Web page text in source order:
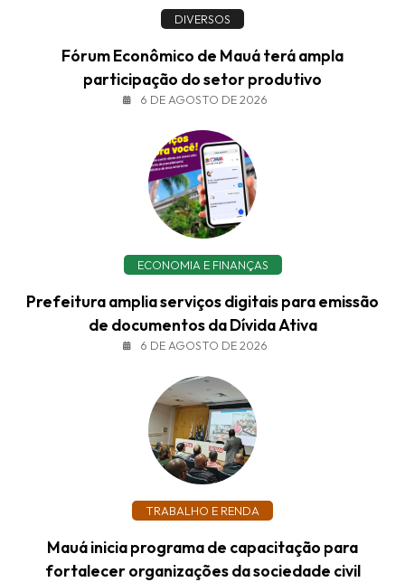
DIVERSOS
Fórum Econômico de Mauá terá ampla
participação do setor produtivo
6 DE AGOSTO DE 2026
ECONOMIA E FINANÇAS
Prefeitura amplia serviços digitais para emissão
de documentos da Dívida Ativa
6 DE AGOSTO DE 2026
TRABALHO E RENDA
Mauá inicia programa de capacitação para
fortalecer organizações da sociedade civil